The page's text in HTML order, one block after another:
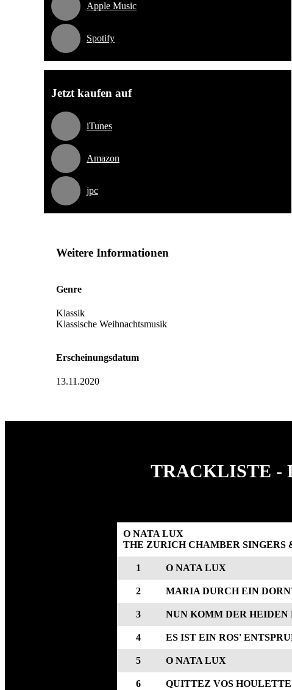
Apple Music
Spotify
Jetzt kaufen auf
iTunes
Amazon
jpc
Weitere Informationen
Genre
Klassik
Klassische Weihnachtsmusik
Erscheinungsdatum
13.11.2020
TRACKLISTE -
O NATA LUX
THE ZURICH CHAMBER SINGERS
1 O NATA LUX
2 MARIA DURCH EIN
3 NUN KOMM DER HEIDEN
4 ES IST EIN ROS'
5 O NATA LUX
6 QUITTEZ VOS